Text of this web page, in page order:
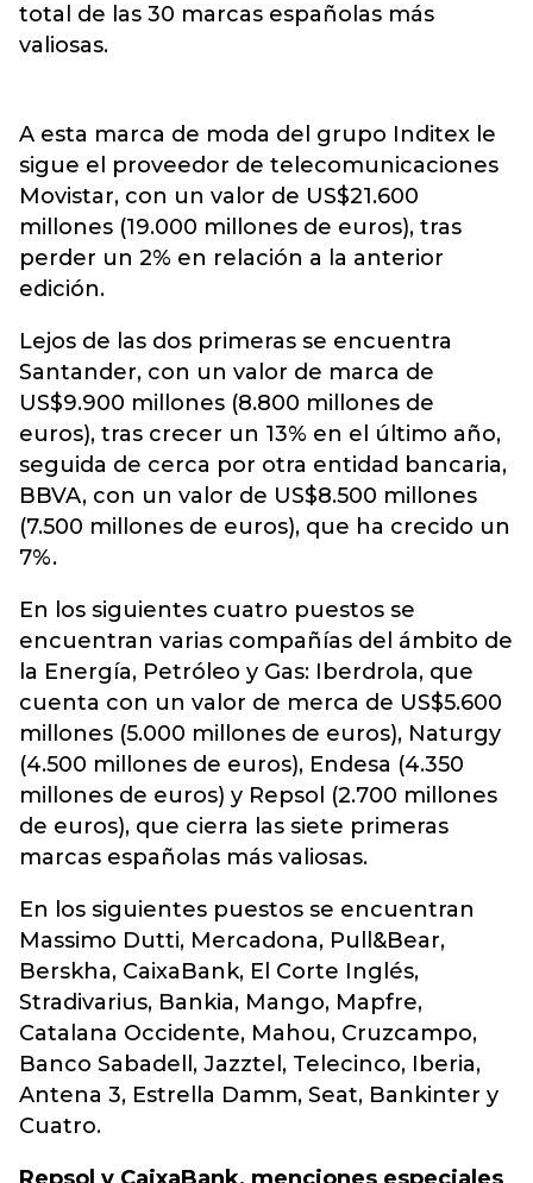
total de las 30 marcas españolas más
valiosas.
A esta marca de moda del grupo Inditex le
sigue el proveedor de telecomunicaciones
Movistar, con un valor de US$21.600
millones (19.000 millones de euros), tras
perder un 2% en relación a la anterior
edición.
Lejos de las dos primeras se encuentra
Santander, con un valor de marca de
US$9.900 millones (8.800 millones de
euros), tras crecer un 13% en el último año,
seguida de cerca por otra entidad bancaria,
BBVA, con un valor de US$8.500 millones
(7.500 millones de euros), que ha crecido un
7%.
En los siguientes cuatro puestos se
encuentran varias compañías del ámbito de
la Energía, Petróleo y Gas: Iberdrola, que
cuenta con un valor de merca de US$5.600
millones (5.000 millones de euros), Naturgy
(4.500 millones de euros), Endesa (4.350
millones de euros) y Repsol (2.700 millones
de euros), que cierra las siete primeras
marcas españolas más valiosas.
En los siguientes puestos se encuentran
Massimo Dutti, Mercadona, Pull&Bear,
Berskha, CaixaBank, El Corte Inglés,
Stradivarius, Bankia, Mango, Mapfre,
Catalana Occidente, Mahou, Cruzcampo,
Banco Sabadell, Jazztel, Telecinco, Iberia,
Antena 3, Estrella Damm, Seat, Bankinter y
Cuatro.